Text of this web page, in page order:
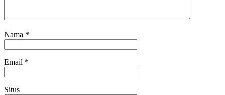
Nama *
Email *
Situs